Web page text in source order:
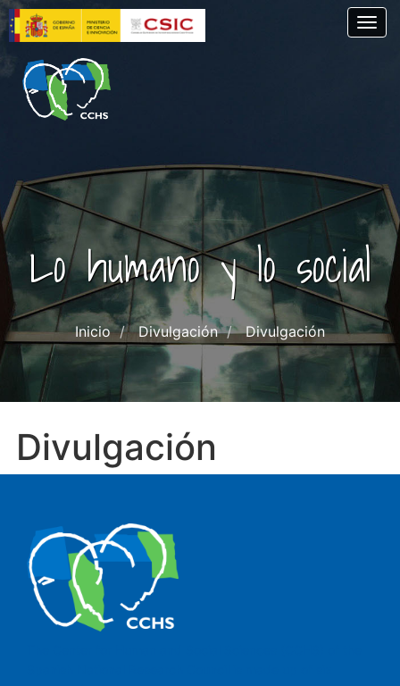
Skip
to
main
content
Lo humano y lo social
Inicio Divulgación Divulgación
Divulgación